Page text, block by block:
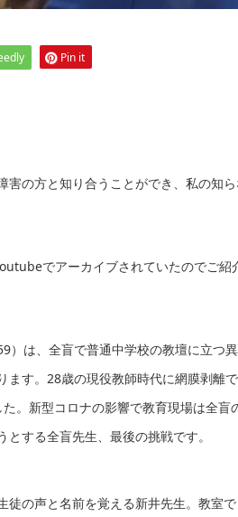
Pin it
の方と知り合うことができ、私の知
でアーカイブされていたのでご紹
は、全盲で普通中学校の教壇に立つ
す。28歳の現役教師時代に網膜剥離
。新型コロナの影響で教育現場は全盲
する全盲先生、最後の挑戦です。
の声と名前を覚える新井先生。教室